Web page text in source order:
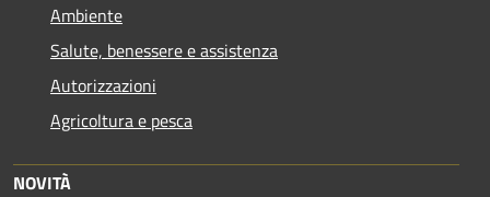
Ambiente
Salute, benessere e assistenza
Autorizzazioni
Agricoltura e pesca
NOVITÀ